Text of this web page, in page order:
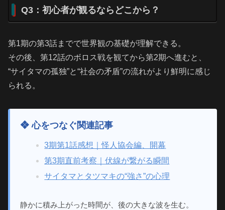
Q3：初心者が観るならどこから？
第1期の第3話までで世界観の基礎が理解できる。
その後、第12話のボロス戦を観てから第2期へ進むと、
“サイタマの孤独”と“社会の矛盾”の流れがより鮮明に感じ
られる。
❖ 心をつなぐ関連記事
3期第1話感想｜怪人協会編、開幕
第3期直前考察｜伏線が繋がる瞬間
サイタマとタツマキの“強さ”の心理
静かに積み上がった時間が、後の大きな波を生む。